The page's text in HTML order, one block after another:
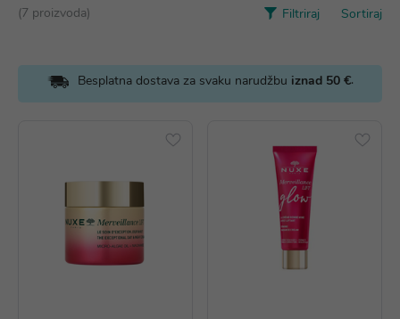
(7 proizvoda) Filtriraj Sortiraj
Besplatna dostava za svaku narudžbu iznad 50 €.